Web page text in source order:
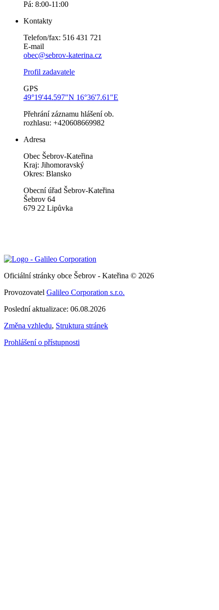
Pá: 8:00-11:00
Kontakty
Telefon/fax: 516 431 721
E-mail
obec@sebrov-katerina.cz
Profil zadavatele
GPS
49°19'44.597"N 16°36'7.61"E
Přehrání záznamu hlášení ob.
rozhlasu: +420608669982
Adresa
Obec Šebrov-Kateřina
Kraj: Jihomoravský
Okres: Blansko
Obecní úřad Šebrov-Kateřina
Šebrov 64
679 22 Lipůvka
Oficiální stránky obce Šebrov - Kateřina © 2026
Provozovatel Galileo Corporation s.r.o.
Poslední aktualizace: 06.08.2026
Změna vzhledu, Struktura stránek
Prohlášení o přístupnosti